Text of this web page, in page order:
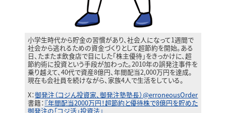
小学生時代から貯金の習慣があり、社会人になって1週間で
社会から逃れるための資金づくりとして超節約を開始。ある
日、たまたま飲食店で目にした「株主優待」をきっかけに、超
節約術に投資という手段が加わった。2010年の誤発注事件を
乗り越えて、40代で資産8億円、年間配当2,000万円を達成。
現在も会社員を続けながら、家族4人で生活をしている。
X：御発注（コジん投資家、御発注塾塾長）@erroneousOrder
書籍：『年間配当2000万円！超節約と優待株で8億円を貯めた
御発注の「コジ活」投資法』